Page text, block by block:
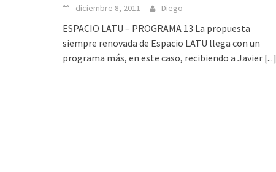
diciembre 8, 2011 Diego
ESPACIO LATU – PROGRAMA 13 La propuesta
siempre renovada de Espacio LATU llega con un
programa más, en este caso, recibiendo a Javier [...]